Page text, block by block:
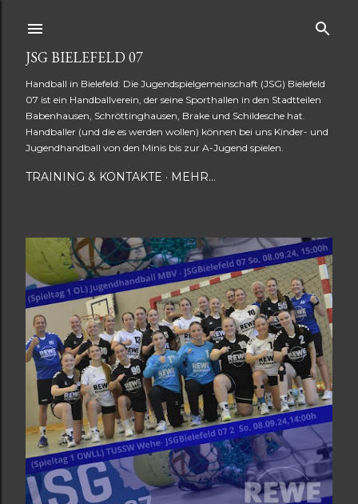
JSG BIELEFELD 07
Handball in Bielefeld: Die Jugendspielgemeinschaft (JSG) Bielefeld
07 ist ein Handballverein, der seine Sporthallen in den Stadtteilen
Babenhausen, Schröttinghausen, Brake und Schildesche hat.
Handballer (und die es werden wollen) können bei uns Kinder- und
Jugendhandball von den Minis bis zur A-Jugend spielen.
TRAINING & KONTAKTE MEHR…
P
o
s
t